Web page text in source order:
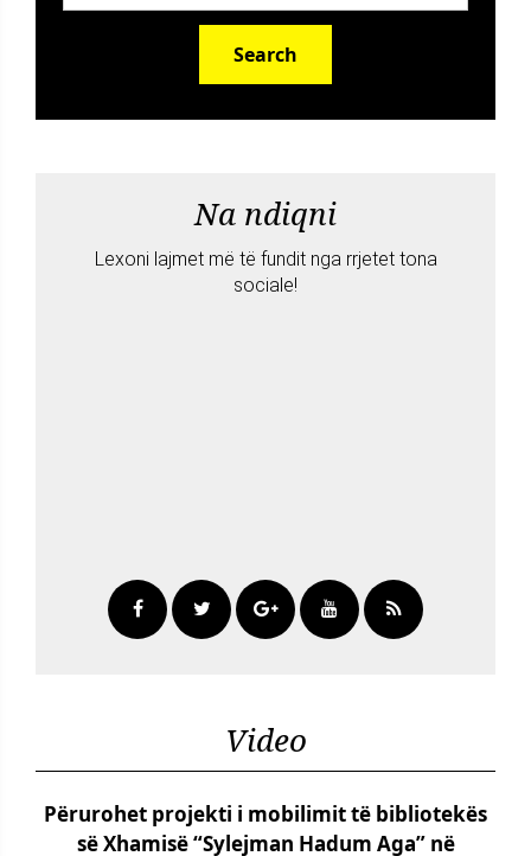
Search
Na ndiqni
Lexoni lajmet më të fundit nga rrjetet tona
sociale!
Video
Përurohet projekti i mobilimit të bibliotekës
së Xhamisë “Sylejman Hadum Aga” në